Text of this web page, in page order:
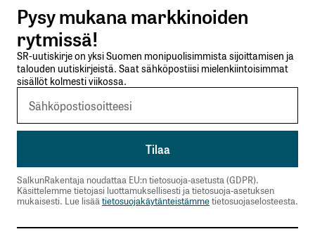
Lähetä kommentti
Pysy mukana markkinoiden
rytmissä!
SR-uutiskirje on yksi Suomen monipuolisimmista sijoittamisen ja
talouden uutiskirjeistä. Saat sähköpostiisi mielenkiintoisimmat
sisällöt kolmesti viikossa.
SalkunRakentaja noudattaa EU:n tietosuoja-asetusta (GDPR).
Käsittelemme tietojasi luottamuksellisesti ja tietosuoja-asetuksen
mukaisesti. Lue lisää tietosuojakäytänteistämmetietosuojaselosteesta.